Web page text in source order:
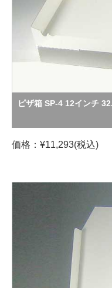
ピザ箱 SP-4 12インチ
価格：¥11,293(税込)